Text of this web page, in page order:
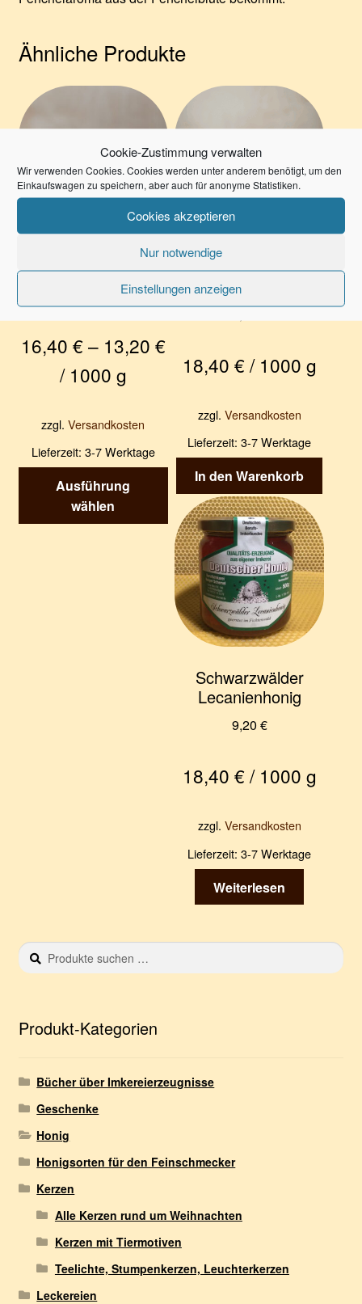
Cookie-Zustimmung verwalten
Wir verwenden Cookies. Cookies werden unter anderem benötigt, um den
Einkaufswagen zu speichern, aber auch für anonyme Statistiken.
Cookies akzeptieren
Nur notwendige
Einstellungen anzeigen
Ähnliche Produkte
Sommer­blüten­honig
6,90€
16,40 €– 13,20 €
/ 1000 g
zzgl.Versandkosten
Lieferzeit: 3-7 Werktage
Ausführung
wählen
Dieses
Produkt
weist
mehrere
Varianten
auf.
Die
Optionen
können
Produktseite
Grob-Kristall-
Waldhonig
18,40 €/ 1000 g
zzgl. Versandkosten
Lieferzeit:3-7 Werktage
In den Warenkorb
Schwarzwälder
Lecanienhonig
9,20 €
18,40 €/ 1000 g
zzgl. Versandkosten
Lieferzeit:3-7 Werktage
Weiterlesen
Suchen
nach:
S
u
e
nProdukt-Kategorien
Bücher über Imkereierzeugnisse
Geschenke
Honig
Honigsorten für den Feinschmecker
Kerzen
Alle Kerzen rund um Weihnachten
Kerzen mit Tiermotiven
Teelichte, Stumpenkerzen, Leuchterkerzen
Leckereien